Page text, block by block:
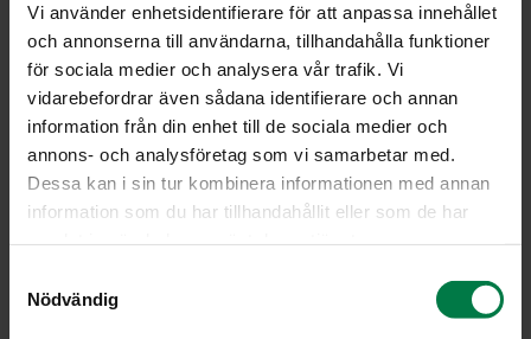
Vi använder enhetsidentifierare för att anpassa innehållet
och annonserna till användarna, tillhandahålla funktioner
för sociala medier och analysera vår trafik. Vi
vidarebefordrar även sådana identifierare och annan
information från din enhet till de sociala medier och
annons- och analysföretag som vi samarbetar med.
Dessa kan i sin tur kombinera informationen med annan
information som du har tillhandahållit eller som de har
Nödvändig
Kuvan on ottanut Teppo Johansson
Teppo Johansson info@ateljeeunlimited.com